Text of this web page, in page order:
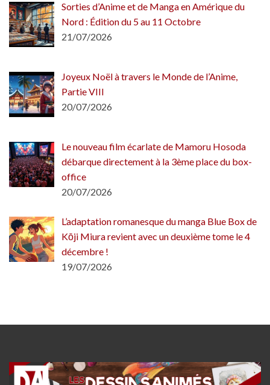
Sorties d’Anime et de Manga en Amérique du
Nord : Édition du 5 au 11 Octobre
21/07/2026
Joyeux Noël à travers le Monde de l’Anime,
Partie VIII
20/07/2026
Le nouveau film écarlate de Mamoru Hosoda
débarque directement à la 3ème place du box-
office
20/07/2026
L’adaptation romanesque du manga Blue Box de
Kōji Miura revient avec un deuxième tome le 4
décembre !
19/07/2026